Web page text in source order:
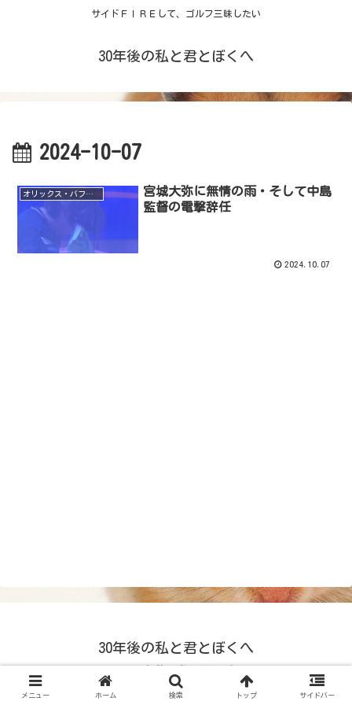
サイドＦＩＲＥして、ゴルフ三昧したい
30年後の私と君とぼくへ
2024-10-07
オリックス・バファローズ
宮城大弥に無情の雨・そして中島
監督の電撃辞任
2024.10.07
30年後の私と君とぼくへ
メニュー ホーム 検索 トップ サイドバー